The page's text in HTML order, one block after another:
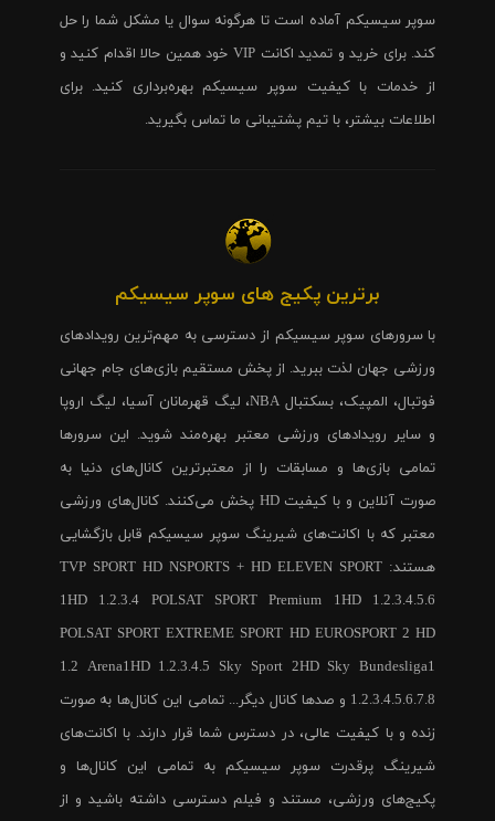
سوپر سیسیکم آماده است تا هرگونه سوال یا مشکل شما را حل
کند. برای خرید و تمدید اکانت VIP خود همین حالا اقدام کنید و
از خدمات با کیفیت سوپر سیسیکم بهره‌برداری کنید. برای
اطلاعات بیشتر، با تیم پشتیبانی ما تماس بگیرید.
برترین پکیج های سوپر سیسیکم
با سرورهای سوپر سیسیکم از دسترسی به مهم‌ترین رویدادهای
ورزشی جهان لذت ببرید. از پخش مستقیم بازی‌های جام جهانی
فوتبال، المپیک، بسکتبال NBA، لیگ قهرمانان آسیا، لیگ اروپا
و سایر رویدادهای ورزشی معتبر بهره‌مند شوید. این سرورها
تمامی بازی‌ها و مسابقات را از معتبرترین کانال‌های دنیا به
صورت آنلاین و با کیفیت HD پخش می‌کنند. کانال‌های ورزشی
معتبر که با اکانت‌های شیرینگ سوپر سیسیکم قابل بازگشایی
هستند: TVP SPORT HD NSPORTS + HD ELEVEN SPORT
1HD 1.2.3.4 POLSAT SPORT Premium 1HD 1.2.3.4.5.6
POLSAT SPORT EXTREME SPORT HD EUROSPORT 2 HD
1.2 Arena1HD 1.2.3.4.5 Sky Sport 2HD Sky Bundesliga1
1.2.3.4.5.6.7.8 و صدها کانال دیگر... تمامی این کانال‌ها به صورت
زنده و با کیفیت عالی، در دسترس شما قرار دارند. با اکانت‌های
شیرینگ پرقدرت سوپر سیسیکم به تمامی این کانال‌ها و
پکیج‌های ورزشی، مستند و فیلم دسترسی داشته باشید و از